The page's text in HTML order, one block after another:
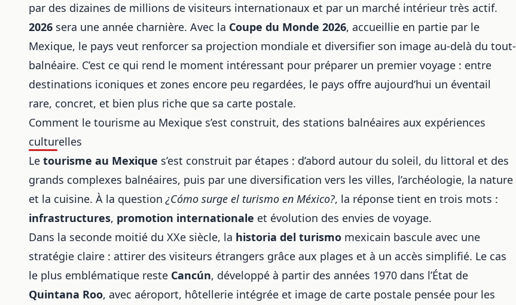
par des dizaines de millions de visiteurs internationaux et par un marché intérieur très actif.
2026 sera une année charnière. Avec la Coupe du Monde 2026, accueillie en partie par le
Mexique, le pays veut renforcer sa projection mondiale et diversifier son image au-delà du tout-
balnéaire. C’est ce qui rend le moment intéressant pour préparer un premier voyage : entre
destinations iconiques et zones encore peu regardées, le pays offre aujourd’hui un éventail
rare, concret, et bien plus riche que sa carte postale.
Comment le tourisme au Mexique s’est construit, des stations balnéaires aux expériences
culturelles
Le tourisme au Mexique s’est construit par étapes : d’abord autour du soleil, du littoral et des
grands complexes balnéaires, puis par une diversification vers les villes, l’archéologie, la nature
et la cuisine. À la question¿Cómo surge el turismo en México?, la réponse tient en trois mots :
infrastructures, promotion internationale et évolution des envies de voyage.
Dans la seconde moitié du XXe siècle, la historia del turismo mexicain bascule avec une
stratégie claire : attirer des visiteurs étrangers grâce aux plages et à un accès simplifié. Le cas
le plus emblématique reste Cancún, développé à partir des années 1970 dans l’État de
Quintana Roo, avec aéroport, hôtellerie intégrée et image de carte postale pensée pour les